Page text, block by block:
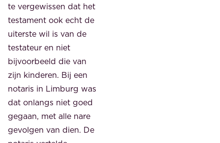
te vergewissen dat het
testament ook echt de
uiterste wil is van de
testateur en niet
bijvoorbeeld die van
zijn kinderen. Bij een
notaris in Limburg was
dat onlangs niet goed
gegaan, met alle nare
gevolgen van dien. De